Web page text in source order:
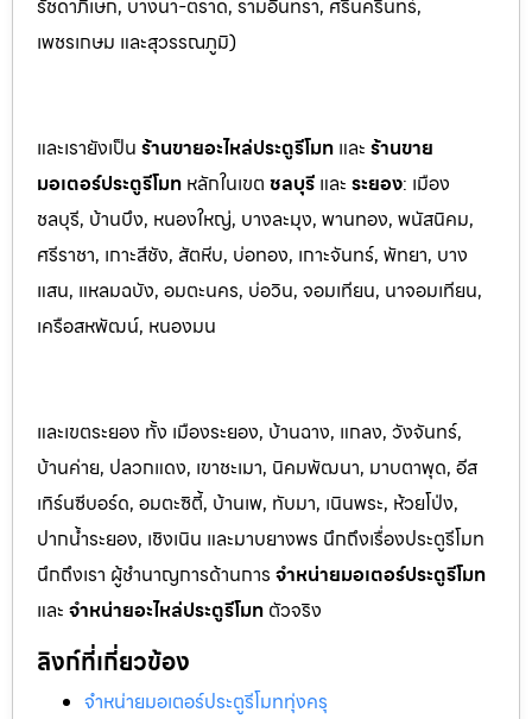
รัชดาภิเษก, บางนา-ตราด, รามอินทรา, ศรีนครินทร์,
เพชรเกษม และสุวรรณภูมิ)
และเรายังเป็น ร้านขายอะไหล่ประตูรีโมท และ ร้านขาย
มอเตอร์ประตูรีโมท หลักในเขต ชลบุรี และ ระยอง: เมือง
ชลบุรี, บ้านบึง, หนองใหญ่, บางละมุง, พานทอง, พนัสนิคม,
ศรีราชา, เกาะสีชัง, สัตหีบ, บ่อทอง, เกาะจันทร์, พัทยา, บาง
แสน, แหลมฉบัง, อมตะนคร, บ่อวิน, จอมเทียน, นาจอมเทียน,
เครือสหพัฒน์, หนองมน
และเขตระยอง ทั้ง เมืองระยอง, บ้านฉาง, แกลง, วังจันทร์,
บ้านค่าย, ปลวกแดง, เขาชะเมา, นิคมพัฒนา, มาบตาพุด, อีส
เทิร์นซีบอร์ด, อมตะซิตี้, บ้านเพ, ทับมา, เนินพระ, ห้วยโป่ง,
ปากน้ำระยอง, เชิงเนิน และมาบยางพร นึกถึงเรื่องประตูรีโมท
นึกถึงเรา ผู้ชำนาญการด้านการ จำหน่ายมอเตอร์ประตูรีโมท
และ จำหน่ายอะไหล่ประตูรีโมท ตัวจริง
ลิงก์ที่เกี่ยวข้อง
จำหน่ายมอเตอร์ประตูรีโมททุ่งครุ